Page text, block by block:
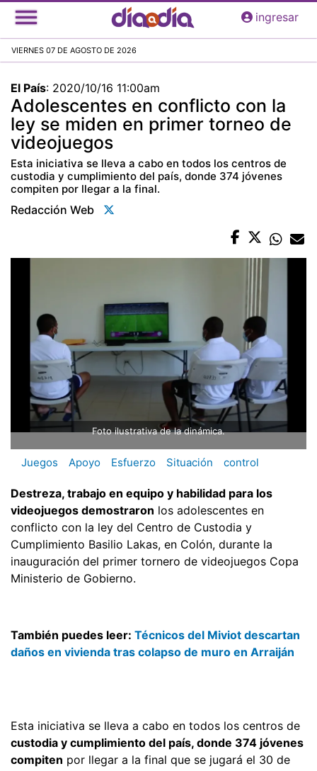
Pasar
al
principal
ingresar
VIERNES 07 DE AGOSTO DE 2026
El País: 2020/10/16 11:00am
Adolescentes en conflicto con la
ley se miden en primer torneo de
videojuegos
Esta iniciativa se lleva a cabo en todos los centros de
custodia y cumplimiento del país, donde 374 jóvenes
compiten por llegar a la final.
Redacción Web
Foto ilustrativa de la dinámica.
Juegos Apoyo Esfuerzo Situación control
Destreza, trabajo en equipo y habilidad para los
videojuegos demostraron los adolescentes en
conflicto con la ley del Centro de Custodia y
Cumplimiento Basilio Lakas, en Colón, durante la
inauguración del primer tornero de videojuegos Copa
Ministerio de Gobierno.
También puedes leer: Técnicos del Miviot descartan
daños en vivienda tras colapso de muro en Arraiján
Esta iniciativa se lleva a cabo en todos los centros de
custodia y cumplimiento del país, donde 374 jóvenes
compiten por llegar a la final que se jugará el 30 de